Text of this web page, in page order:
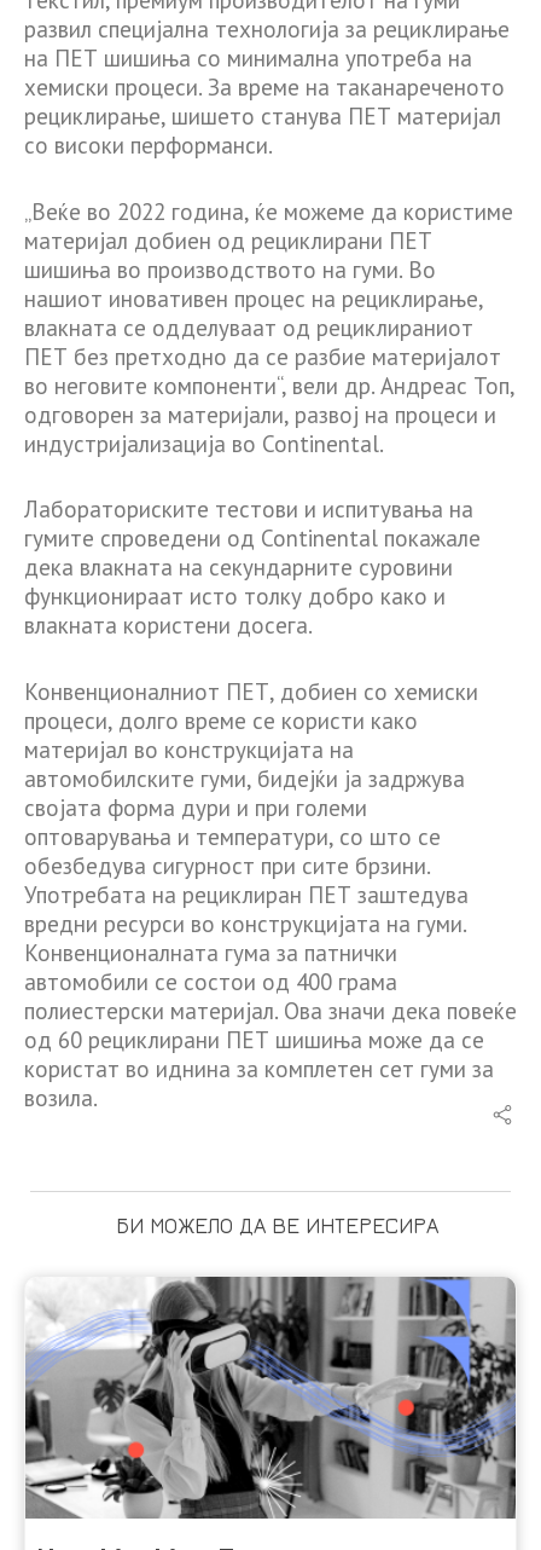
развил специјална технологија за рециклирање
на ПЕТ шишиња со минимална употреба на
хемиски процеси. За време на таканареченото
рециклирање, шишето станува ПЕТ материјал
со високи перформанси.
„Веќе во 2022 година, ќе можеме да користиме
материјал добиен од рециклирани ПЕТ
шишиња во производството на гуми. Во
нашиот иновативен процес на рециклирање,
влакната се одделуваат од рециклираниот
ПЕТ без претходно да се разбие материјалот
во неговите компоненти“, вели др. Андреас Топ,
одговорен за материјали, развој на процеси и
индустријализација во Continental.
Лабораториските тестови и испитувања на
гумите спроведени од Continental покажале
дека влакната на секундарните суровини
функционираат исто толку добро како и
влакната користени досега.
Конвенционалниот ПЕТ, добиен со хемиски
процеси, долго време се користи како
материјал во конструкцијата на
автомобилските гуми, бидејќи ја задржува
својата форма дури и при големи
оптоварувања и температури, со што се
обезбедува сигурност при сите брзини.
Употребата на рециклиран ПЕТ заштедува
вредни ресурси во конструкцијата на гуми.
Конвенционалната гума за патнички
автомобили се состои од 400 грама
полиестерски материјал. Ова значи дека повеќе
од 60 рециклирани ПЕТ шишиња може да се
користат во иднина за комплетен сет гуми за
возила.
БИ МОЖЕЛО ДА ВЕ ИНТЕРЕСИРА